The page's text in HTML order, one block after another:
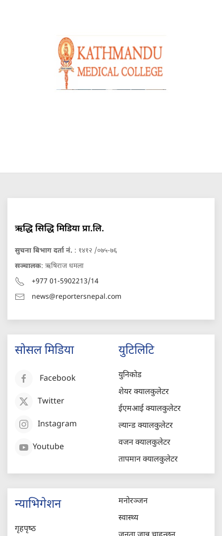
ऋद्धि सिद्धि मिडिया प्रा.लि.
सुचना बिभाग दर्ता नं. : १४१२ /०७५-७६
सञ्चालक: ऋषिराज धमला
+977 01-5902213/14
news@reportersnepal.com
सोसल मिडिया
Facebook
Twitter
Instagram
Youtube
युटिलिटि
युनिकोड
शेयर क्यालकुलेटर
ईएमआई क्यालकुलेटर
ल्यान्ड क्यालकुलेटर
वजन क्यालकुलेटर
तापमान क्यालकुलेटर
न्याभिगेशन
गृहपृष्‍ठ
मनोरञ्जन
स्वास्थ्य